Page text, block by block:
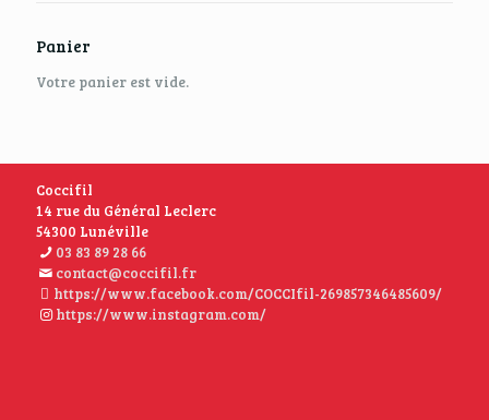
Panier
Votre panier est vide.
Coccifil
14 rue du Général Leclerc
54300 Lunéville
03 83 89 28 66
contact@coccifil.fr
https://www.facebook.com/COCCIfil-269857346485609/
https://www.instagram.com/